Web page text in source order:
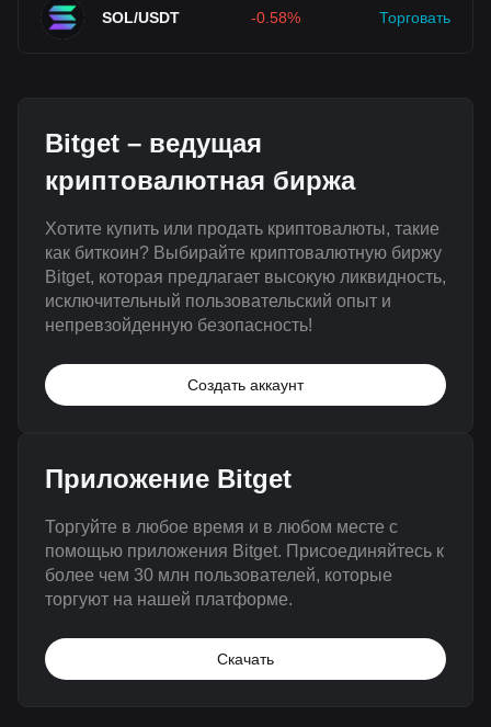
SOL/USDT -0.58% Торговать
Bitget – ведущая
криптовалютная биржа
Хотите купить или продать криптовалюты, такие
как биткоин? Выбирайте криптовалютную биржу
Bitget, которая предлагает высокую ликвидность,
исключительный пользовательский опыт и
непревзойденную безопасность!
Создать аккаунт
Приложение Bitget
Торгуйте в любое время и в любом месте с
помощью приложения Bitget. Присоединяйтесь к
более чем 30 млн пользователей, которые
торгуют на нашей платформе.
Скачать